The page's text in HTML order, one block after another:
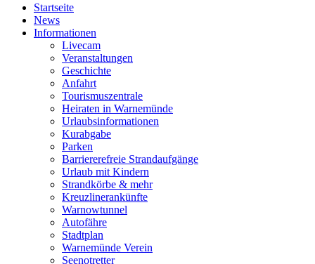
Startseite
News
Informationen
Livecam
Veranstaltungen
Geschichte
Anfahrt
Tourismuszentrale
Heiraten in Warnemünde
Urlaubsinformationen
Kurabgabe
Parken
Barriererefreie Strandaufgänge
Urlaub mit Kindern
Strandkörbe & mehr
Kreuzlinerankünfte
Warnowtunnel
Autofähre
Stadtplan
Warnemünde Verein
Seenotretter